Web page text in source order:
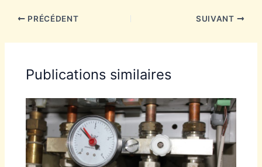
PRÉCÉDENT SUIVANT
Publications similaires